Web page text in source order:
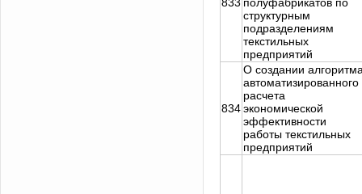
структурным
подразделениям
текстильных
предприятий
834
О создании
автоматизированного
расчета
экономической
эффективности
работы текстильных
предприятий